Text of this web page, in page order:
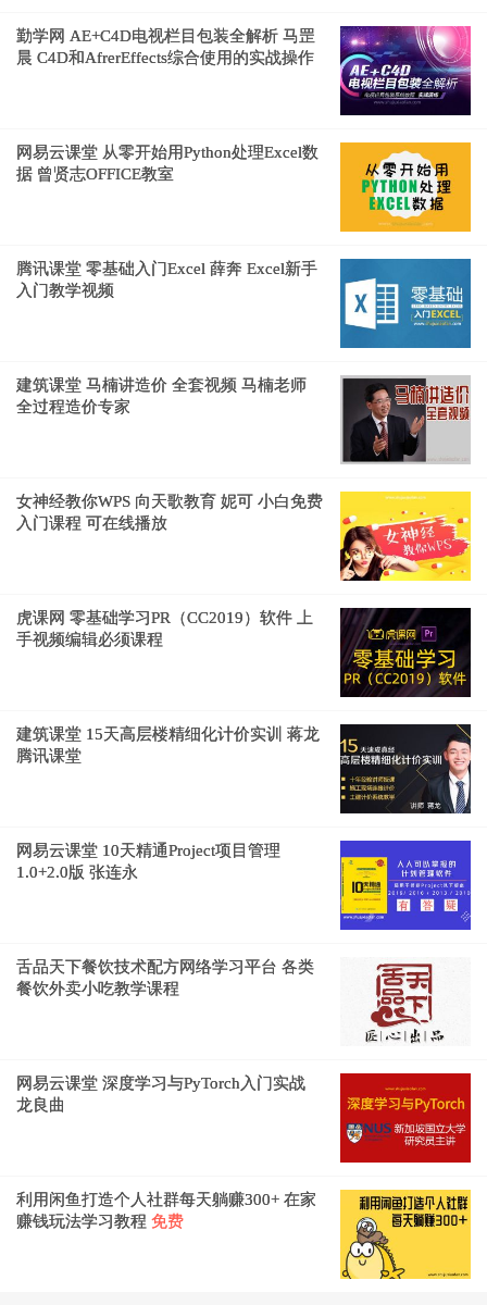
勤学网 AE+C4D电视栏目包装全解析 马罡
晨 C4D和AfrerEffects综合使用的实战操作
网易云课堂 从零开始用Python处理Excel数
据 曾贤志OFFICE教室
腾讯课堂 零基础入门Excel 薛奔 Excel新手
入门教学视频
建筑课堂 马楠讲造价 全套视频 马楠老师
全过程造价专家
女神经教你WPS 向天歌教育 妮可 小白免费
入门课程 可在线播放
虎课网 零基础学习PR（CC2019）软件 上
手视频编辑必须课程
建筑课堂 15天高层楼精细化计价实训 蒋龙
腾讯课堂
网易云课堂 10天精通Project项目管理
1.0+2.0版 张连永
舌品天下餐饮技术配方网络学习平台 各类
餐饮外卖小吃教学课程
网易云课堂 深度学习与PyTorch入门实战
龙良曲
利用闲鱼打造个人社群每天躺赚300+ 在家
赚钱玩法学习教程 免费